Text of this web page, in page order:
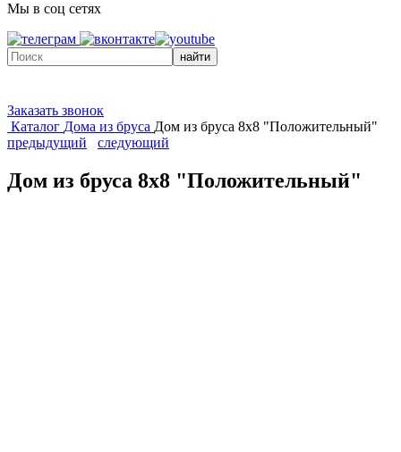
Мы в соц сетях
найти
Заказать звонок
Каталог Дома из бруса Дом из бруса 8х8 "Положительный"
предыдущий
следующий
Дом из бруса 8х8 "Положительный"